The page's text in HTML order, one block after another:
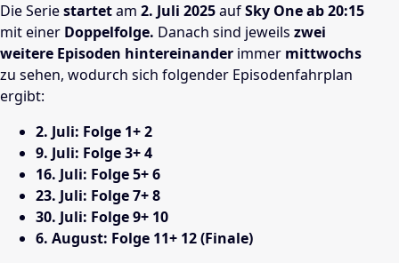
Die Seriestartetam 2. Juli 2025aufSky One ab 20:15
mit einer Doppelfolge. Danach sind jeweils zwei
weitere Episoden hintereinander immer mittwochs
zu sehen, wodurch sich folgender Episodenfahrplan
ergibt:
2. Juli: Folge 1+ 2
9. Juli: Folge 3+ 4
16. Juli: Folge 5+ 6
23. Juli: Folge 7+ 8
30. Juli: Folge 9+ 10
6. August: Folge 11+ 12 (Finale)